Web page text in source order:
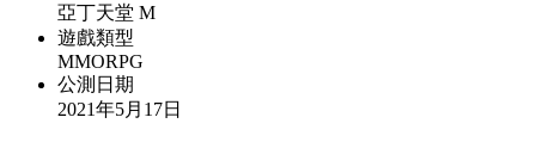
亞丁天堂 M
遊戲類型
MMORPG
公測日期
2021年5月17日